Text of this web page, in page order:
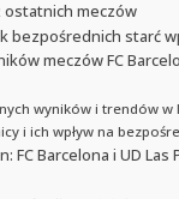
ostatnich meczów
bezpośrednich starć
meczów FC
wyników i trendów w
i ich wpływ na
FC Barcelona i UD Las